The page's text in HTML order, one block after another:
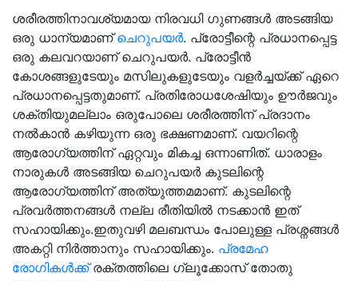
ശരീരത്തിനാവശ്യമായ നിരവധി ഗുണങ്ങള്‍ അടങ്ങിയ
ഒരു ധാന്യമാണ്ചെറുപയര്‍. പ്രോട്ടീന്റെ പ്രധാനപ്പെട്ട
ഒരു കലവറയാണ് ചെറുപയര്‍. പ്രോട്ടീന്‍
കോശങ്ങളുടേയും മസിലുകളുടേയും വളര്‍ച്ചയ്ക്ക് ഏറെ
പ്രധാനപ്പെട്ടതുമാണ്. പ്രതിരോധശേഷിയും ഊര്‍ജവും
ശക്തിയുമല്ലാം ഒരുപോലെ ശരീരത്തിന് പ്രദാനം
നല്‍കാന്‍ കഴിയുന്ന ഒരു ഭക്ഷണമാണ്. വയറിന്റെ
ആരോഗ്യത്തിന് ഏറ്റവും മികച്ച ഒന്നാണിത്. ധാരാളം
നാരുകള്‍ അടങ്ങിയ ചെറുപയര്‍ കുടലിന്റെ
ആരോഗ്യത്തിന് അത്യുത്തമമാണ്. കുടലിന്റെ
പ്രവര്‍ത്തനങ്ങള്‍ നല്ല രീതിയില്‍ നടക്കാന്‍ ഇത്
സഹായിക്കും.ഇതുവഴി മലബന്ധം പോലുള്ള പ്രശ്നങ്ങള്‍
അകറ്റി നിര്‍ത്താനും സഹായിക്കും. പ്രമേഹ
രോഗികള്‍ക്ക്രക്തത്തിലെ ഗ്ലൂക്കോസ് തോതു